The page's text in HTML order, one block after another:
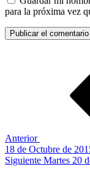
para la próxima vez
Anterior
18 de Octubre de
Siguiente
Siguiente Martes 20